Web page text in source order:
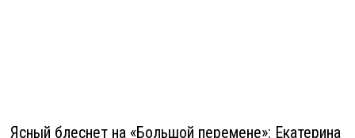
Ясный блеснет на «Большой перемене»: Екатерина